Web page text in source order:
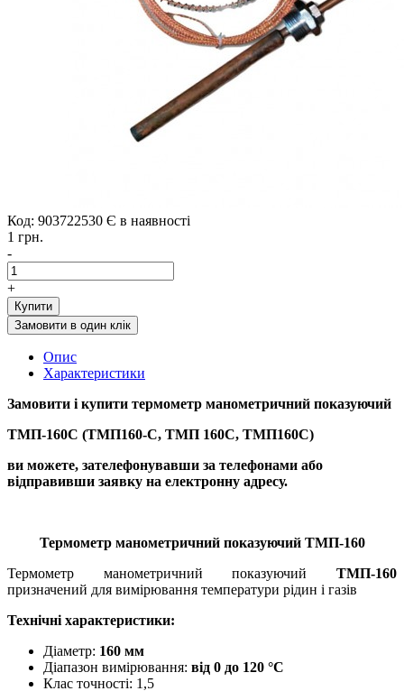
Код: 903722530 Є в наявності
1 грн.
-
+
Купити
Замовити в один клік
Опис
Характеристики
Замовити і купити термометр манометричний показуючий
ТМП-160С (ТМП160-С, ТМП 160С, ТМП160С)
ви можете, зателефонувавши за телефонами або
відправивши заявку на електронну адресу.
Термометр манометричний показуючий ТМП-160
Термометр манометричний показуючий ТМП-160
призначений для вимірювання температури рідин і газів
Технічні характеристики:
Діаметр: 160 мм
Діапазон вимірювання: від 0 до 120 °С
Клас точності: 1,5